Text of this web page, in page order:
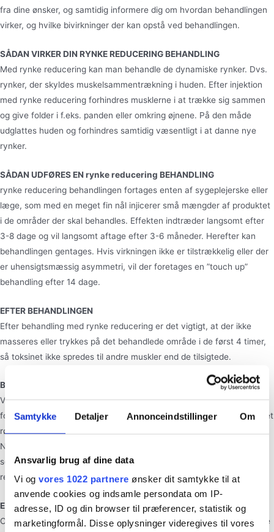
Samtykke Detaljer Annonceindstillinger Om
Ansvarlig brug af dine data
Vi og vores 1022 partnere ønsker dit samtykke til at
anvende cookies og indsamle persondata om IP-
adresse, ID og din browser til præferencer, statistik og
marketingformål. Disse oplysninger videregives til vores
fra dine ønsker, og samtidig informere dig om hvordan behandlingen
virker, og hvilke bivirkninger der kan opstå ved behandlingen.
SÅDAN VIRKER DIN RYNKE REDUCERING BEHANDLING
Med rynke reducering kan man behandle de dynamiske rynker. Dvs.
rynker, der skyldes muskelsammentrækning i huden. Efter injektion
med rynke reducering forhindres musklerne i at trække sig sammen
og give folder i f.eks. panden eller omkring øjnene. På den måde
udglattes huden og forhindres samtidig væsentligt i at danne nye
rynker.
SÅDAN UDFØRES EN rynke reducering BEHANDLING
rynke reducering behandlingen fortages enten af sygeplejerske eller
læge, som med en meget fin nål injicerer små mængder af produktet
i de områder der skal behandles. Effekten indtræder langsomt efter
3-8 dage og vil langsomt aftage efter 3-6 måneder. Herefter kan
behandlingen gentages. Hvis virkningen ikke er tilstrækkelig eller der
er uhensigtsmæssig asymmetri, vil der foretages en ”touch up”
behandling efter 14 dage.
EFTER BEHANDLINGEN
Efter behandling med rynke reducering er det vigtigt, at der ikke
masseres eller trykkes på det behandlede område i de først 4 timer,
så toksinet ikke spredes til andre muskler end de tilsigtede.
BIVIRKNINGER VED rynke reducering BEHANDLING
Ved behandling med rynke reducering kan der optræde mindre
forbigående gener i relation til injektionerne. Disse gener kan være let
rødme, hævelse, blå mærker og kløe. Øvrige bivirkninger er sjældne.
Nogle få oplever hovedpine de første par dage og meget sjældent
ses forkølelseslignende symptomer kortvarigt. Alvorlige allergiske
reaktioner ses i yderst sjældne tilfælde.
EFFEKT AF BEHANDLINGEN
Oftest giver behandlingen en flot og tydelig reduktion i de dynamiske